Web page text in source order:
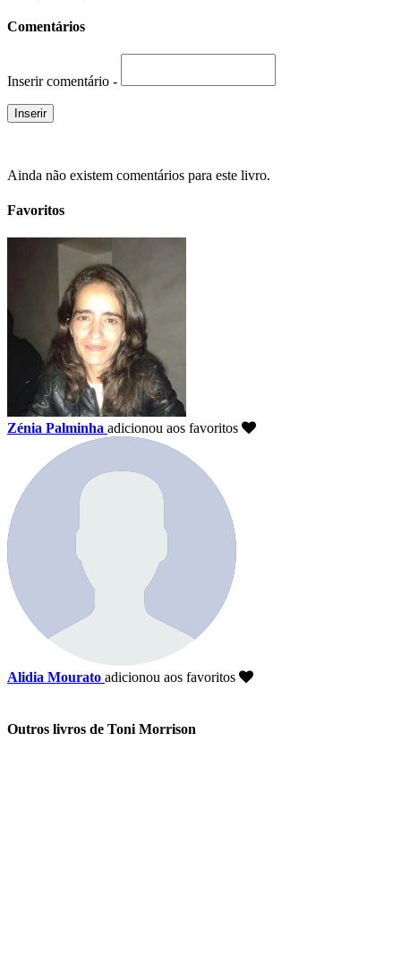
Comentários
Inserir comentário -
Ainda não existem comentários para este livro.
Favoritos
Zénia Palminha adicionou aos favoritos
Alidia Mourato adicionou aos favoritos
Outros livros de Toni Morrison